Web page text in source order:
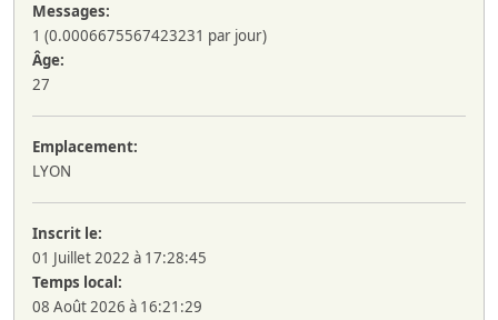
Messages:
1 (0.0006675567423231 par jour)
Âge:
27
Emplacement:
LYON
Inscrit le:
01 Juillet 2022 à 17:28:45
Temps local:
08 Août 2026 à 16:21:29